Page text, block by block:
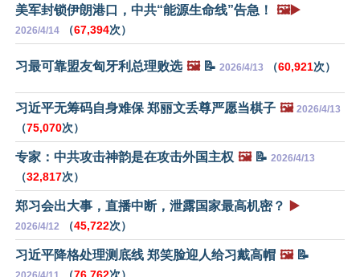
美军封锁伊朗港口，中共“能源生命线”告急！ 🖼️▶️
2026/4/14 （67,394次）
习最可靠盟友匈牙利总理败选 🖼️📝 2026/4/13 （60,921次）
习近平无筹码自身难保 郑丽文丢尊严愿当棋子 🖼️ 2026/4/13
（75,070次）
专家：中共攻击神韵是在攻击外国主权 🖼️📝 2026/4/13
（32,817次）
郑习会出大事，直播中断，泄露国家最高机密？ ▶️
2026/4/12 （45,722次）
习近平降格处理测底线 郑笑脸迎人给习戴高帽 🖼️📝
（76,762次）